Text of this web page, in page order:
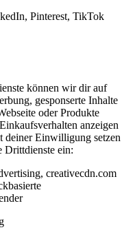
Pinterest, TikTok
können wir dir auf
gesponserte Inhalte
oder Produkte
anzeigen
deiner Einwilligung setzen
Drittdienste ein:
creativecdn.com